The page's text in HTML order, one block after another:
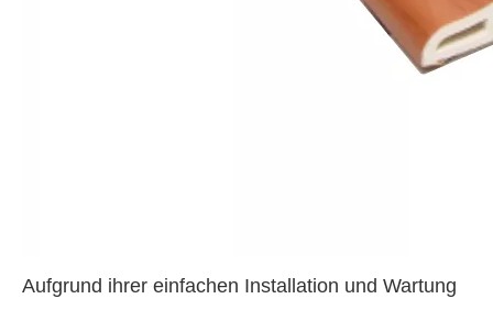
Aufgrund ihrer einfachen Installation und Wartung